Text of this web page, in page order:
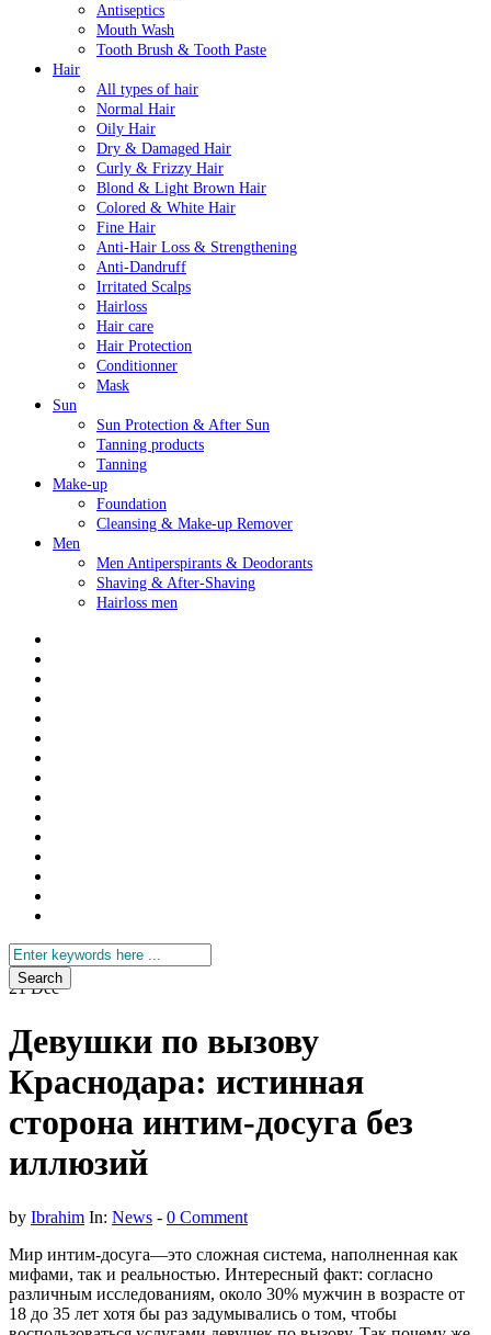
Antiseptics
Mouth Wash
Tooth Brush & Tooth Paste
Hair
All types of hair
Normal Hair
Oily Hair
Dry & Damaged Hair
Curly & Frizzy Hair
Blond & Light Brown Hair
Colored & White Hair
Fine Hair
Anti-Hair Loss & Strengthening
Anti-Dandruff
Irritated Scalps
Hairloss
Hair care
Hair Protection
Conditionner
Mask
Sun
Sun Protection & After Sun
Tanning products
Tanning
Make-up
Foundation
Cleansing & Make-up Remover
Men
Men Antiperspirants & Deodorants
Shaving & After-Shaving
Hairloss men
Search
for
21Dec
Девушки по вызову
Краснодара: истинная
сторона интим-досуга без
иллюзий
by Ibrahim In: News - 0 Comment
Мир интим-досуга—это сложная система, наполненная как
мифами, так и реальностью. Интересный факт: согласно
различным исследованиям, около 30% мужчин в возрасте от
18 до 35 лет хотя бы раз задумывались о том, чтобы